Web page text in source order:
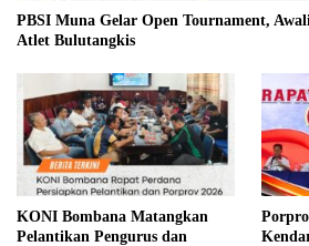
PBSI Muna Gelar Open Tournament,
Atlet Bulutangkis
KONI Bombana Matangkan
Pelantikan Pengurus dan